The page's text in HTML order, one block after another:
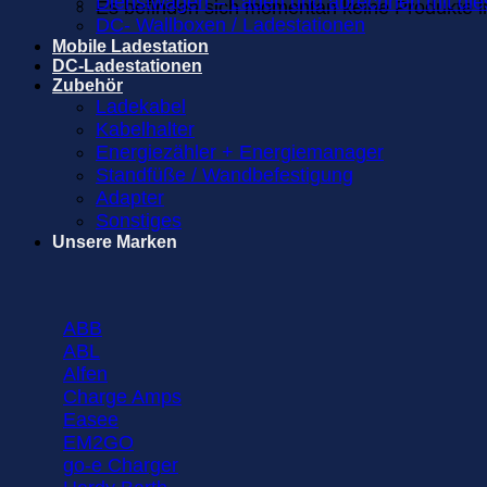
Es befinden sich momentan keine Produkte
DC- Wallboxen / Ladestationen
Mobile Ladestation
DC-Ladestationen
Zubehör
Ladekabel
Kabelhalter
Energiezähler + Energiemanager
Standfüße / Wandbefestigung
Adapter
Sonstiges
Unsere Marken
ABB
ABL
Alfen
Charge Amps
Easee
EM2GO
go-e Charger